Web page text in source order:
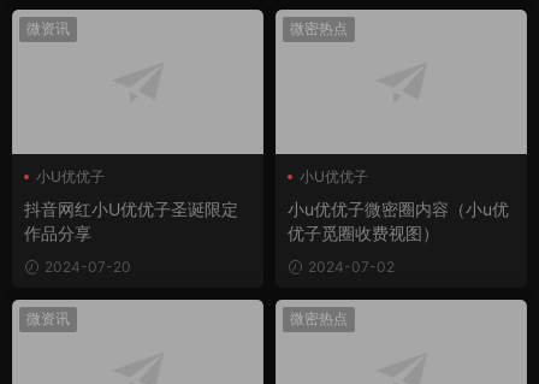
微资讯
小U优优子
抖音网红小U优优子圣诞限定
作品分享
2024-07-20
微密热点
小U优优子
小U优优子微密圈
小u优优子微密圈内容（小u优
优子觅圈收费视图）
2024-07-02
微资讯 微密热点